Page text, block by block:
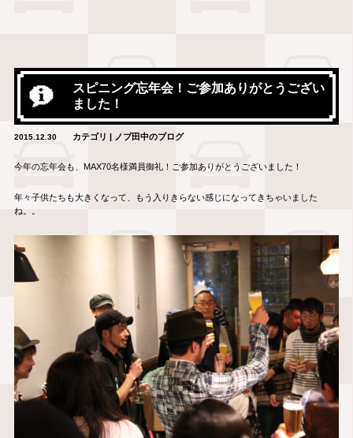
スピニング忘年会！ご参加ありがとうござい
ました！
2015.12.30 カテゴリ | ノブ田中のブログ
今年の忘年会も、MAX70名様満員御礼！ご参加ありがとうございました！
年々子供たちも大きくなって、もう入りきらない感じになってきちゃいました
ね。。